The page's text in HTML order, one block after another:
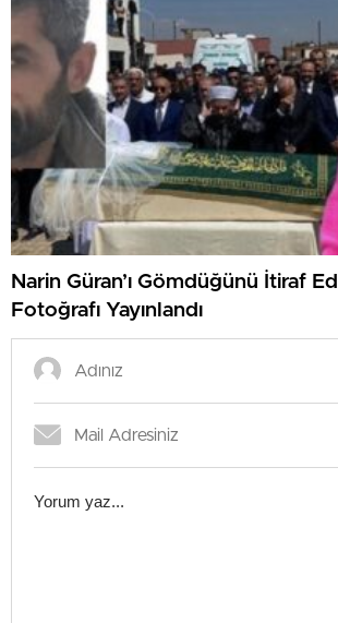
Narin Güran’ı Gömdüğünü İtiraf
Fotoğrafı Yayınlandı